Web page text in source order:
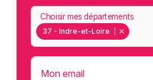
37 - Indre-et-Loire
Choisir mes départements
Mon email